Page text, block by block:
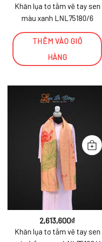
Khăn lụa tơ tằm vẽ tay sen
màu xanh LNL75180/6
THÊM VÀO GIỎ
HÀNG
2,613,600₫
Khăn lụa tơ tằm vẽ tay sen